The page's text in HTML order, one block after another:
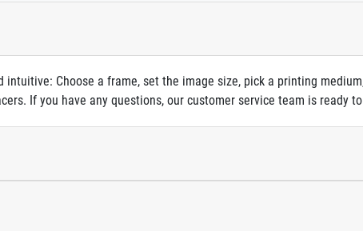
Choose a frame, set the image size, pick a printing
If you have any questions, our customer service team is ready